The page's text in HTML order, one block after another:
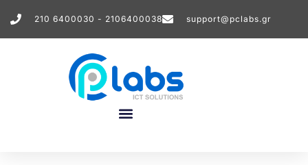
210 6400030 - 2106400038 support@pclabs.gr